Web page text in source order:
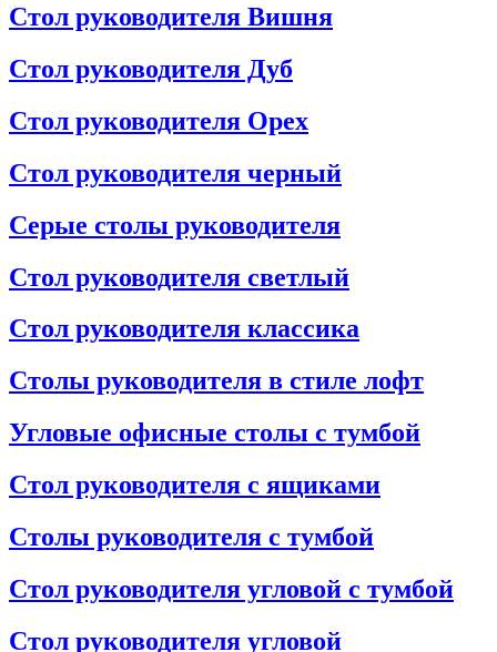
Стол руководителя Вишня
Стол руководителя Дуб
Стол руководителя Орех
Стол руководителя черный
Серые столы руководителя
Стол руководителя светлый
Стол руководителя классика
Столы руководителя в стиле лофт
Угловые офисные столы с тумбой
Стол руководителя с ящиками
Столы руководителя с тумбой
Стол руководителя угловой с тумбой
Стол руководителя угловой